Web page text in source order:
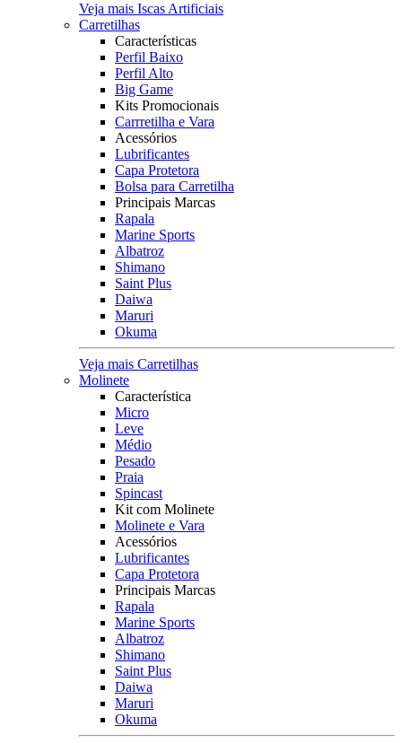
Veja mais Iscas Artificiais
Carretilhas
Características
Perfil Baixo
Perfil Alto
Big Game
Kits Promocionais
Carrretilha e Vara
Acessórios
Lubrificantes
Capa Protetora
Bolsa para Carretilha
Principais Marcas
Rapala
Marine Sports
Albatroz
Shimano
Saint Plus
Daiwa
Maruri
Okuma
Veja mais Carretilhas
Molinete
Característica
Micro
Leve
Médio
Pesado
Praia
Spincast
Kit com Molinete
Molinete e Vara
Acessórios
Lubrificantes
Capa Protetora
Principais Marcas
Rapala
Marine Sports
Albatroz
Shimano
Saint Plus
Daiwa
Maruri
Okuma